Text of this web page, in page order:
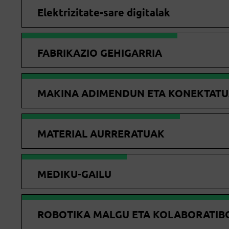
Elektrizitate-sare digitalak
FABRIKAZIO GEHIGARRIA
MAKINA ADIMENDUN ETA
MATERIAL AURRERATUAK
MEDIKU-GAILU
ROBOTIKA MALGU ETA